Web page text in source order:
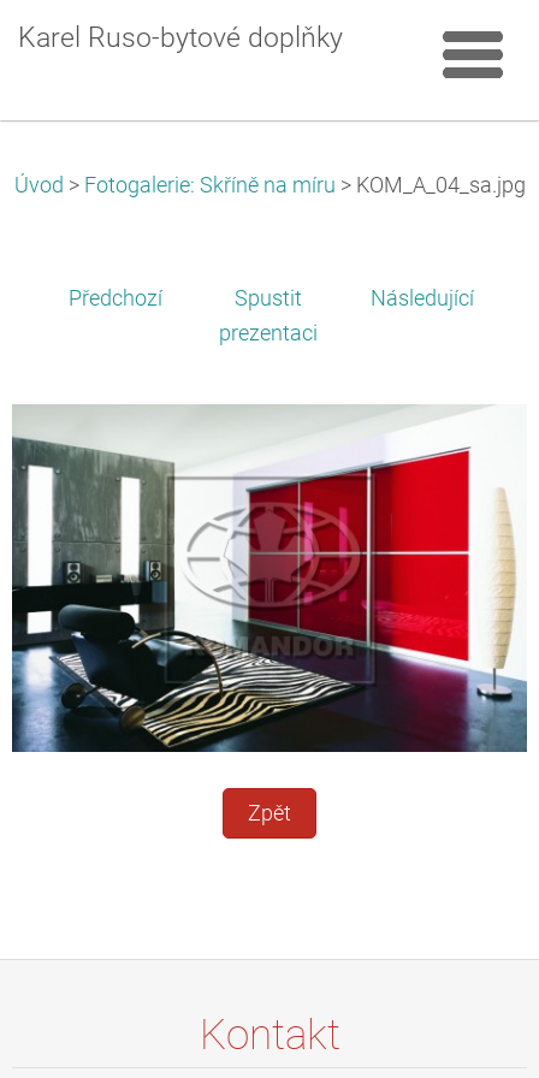
Karel Ruso-bytové doplňky
Úvod > Fotogalerie: Skříně na míru > KOM_A_04_sa.jpg
Předchozí
Spustit
prezentaci
Následující
Zpět
Kontakt